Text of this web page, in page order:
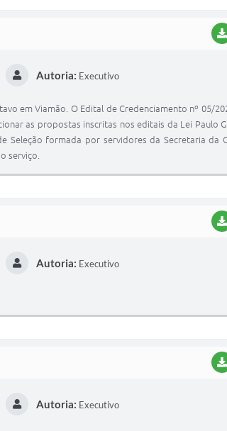
Autoria: Executivo
em Viamão. O Edital de Credenciamento nº 05/
as propostas inscritas nos editais da Lei Paulo
Seleção formada por servidores da Secretaria da
serviço.
Autoria: Executivo
Autoria: Executivo